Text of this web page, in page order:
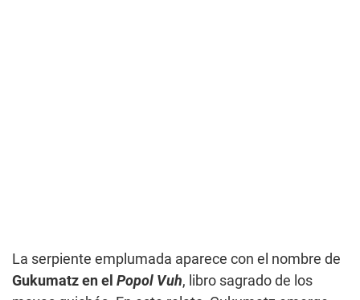
La serpiente emplumada aparece con el nombre de
Gukumatz en el Popol Vuh, libro sagrado de los